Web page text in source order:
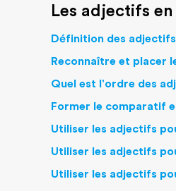
Les adjectifs
Définition des adjectifs
Reconnaître et placer
Quel est l'ordre des
Former le comparatif
Utiliser les adjectifs
Utiliser les adjectifs
Utiliser les adjectifs